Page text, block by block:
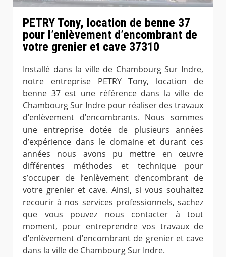
PETRY Tony, location de benne 37
pour l’enlèvement d’encombrant de
votre grenier et cave 37310
Installé dans la ville de Chambourg Sur Indre,
notre entreprise PETRY Tony, location de
benne 37 est une référence dans la ville de
Chambourg Sur Indre pour réaliser des travaux
d’enlèvement d’encombrants. Nous sommes
une entreprise dotée de plusieurs années
d’expérience dans le domaine et durant ces
années nous avons pu mettre en œuvre
différentes méthodes et technique pour
s’occuper de l’enlèvement d’encombrant de
votre grenier et cave. Ainsi, si vous souhaitez
recourir à nos services professionnels, sachez
que vous pouvez nous contacter à tout
moment, pour entreprendre vos travaux de
d’enlèvement d’encombrant de grenier et cave
dans la ville de Chambourg Sur Indre.